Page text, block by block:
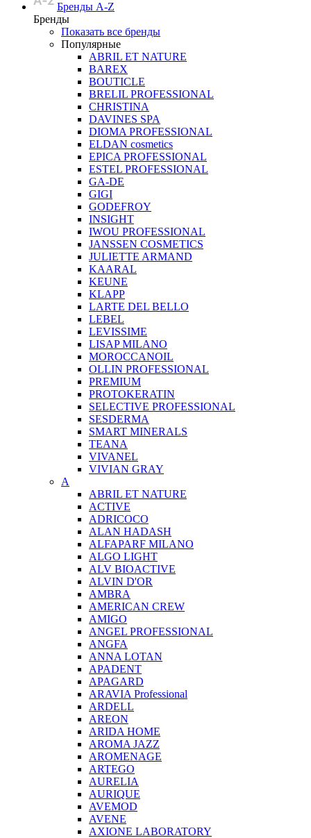
Бренды A-Z
Бренды
Показать все бренды
Популярные
ABRIL ET NATURE
BAREX
BOUTICLE
BRELIL PROFESSIONAL
CHRISTINA
DAVINES SPA
DIOMA PROFESSIONAL
ELDAN cosmetics
EPICA PROFESSIONAL
ESTEL PROFESSIONAL
GA-DE
GIGI
GODEFROY
INSIGHT
IWOU PROFESSIONAL
JANSSEN COSMETICS
JULIETTE ARMAND
KAARAL
KEUNE
KLAPP
LARTE DEL BELLO
LEBEL
LEVISSIME
LISAP MILANO
MOROCCANOIL
OLLIN PROFESSIONAL
PREMIUM
PROTOKERATIN
SELECTIVE PROFESSIONAL
SESDERMA
SMART MINERALS
TEANA
VIVANEL
VIVIAN GRAY
A
ABRIL ET NATURE
ACTIVE
ADRICOCO
ALAN HADASH
ALFAPARF MILANO
ALGO LIGHT
ALV BIOACTIVE
ALVIN D'OR
AMBRA
AMERICAN CREW
AMIGO
ANGEL PROFESSIONAL
ANGFA
ANNA LOTAN
APADENT
APAGARD
ARAVIA Professional
ARDELL
AREON
ARIDA HOME
AROMA JAZZ
AROMENAGE
ARTEGO
AURELIA
AURIQUE
AVEMOD
AVENE
AXIONE LABORATORY